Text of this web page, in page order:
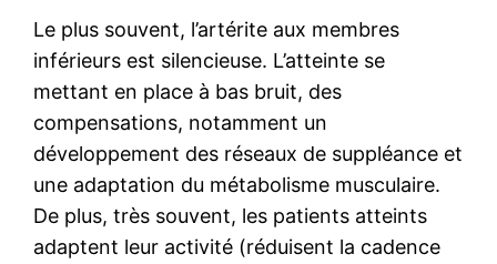
Le plus souvent, l’artérite aux membres
inférieurs est silencieuse. L’atteinte se
mettant en place à bas bruit, des
compensations, notamment un
développement des réseaux de suppléance et
une adaptation du métabolisme musculaire.
De plus, très souvent, les patients atteints
adaptent leur activité (réduisent la cadence